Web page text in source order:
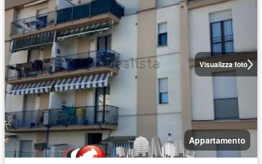
Visualizza foto
Appartamento